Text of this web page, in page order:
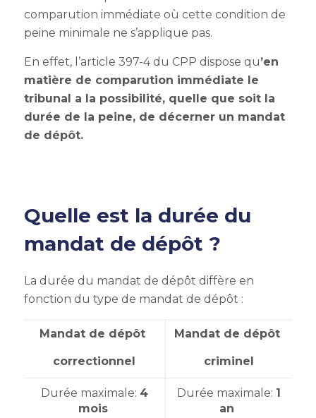
comparution immédiate où cette condition de
peine minimale ne s’applique pas.
En effet, l’article 397-4 du CPP dispose qu’en
matière de comparution immédiate le
tribunal a la possibilité, quelle que soit la
durée de la peine, de décerner un mandat
de dépôt.
Quelle est la durée du
mandat de dépôt ?
La durée du mandat de dépôt diffère en
fonction du type de mandat de dépôt :
Mandat de dépôt
correctionnel
Mandat de dépôt
criminel
Durée maximale: 4
mois
Durée maximale: 1
an